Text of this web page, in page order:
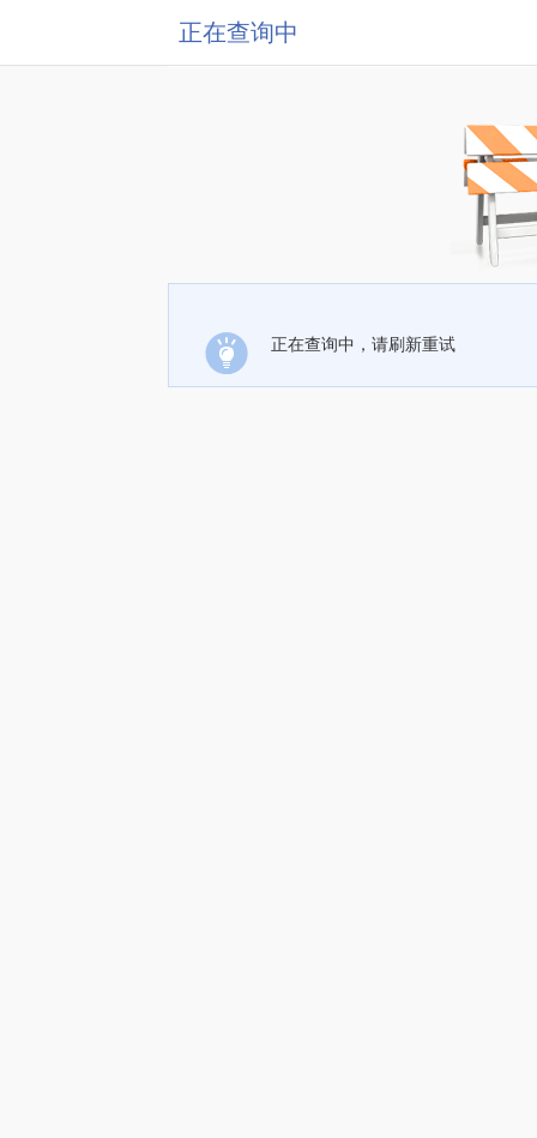
正在查询中
正在查询中，请刷新重试